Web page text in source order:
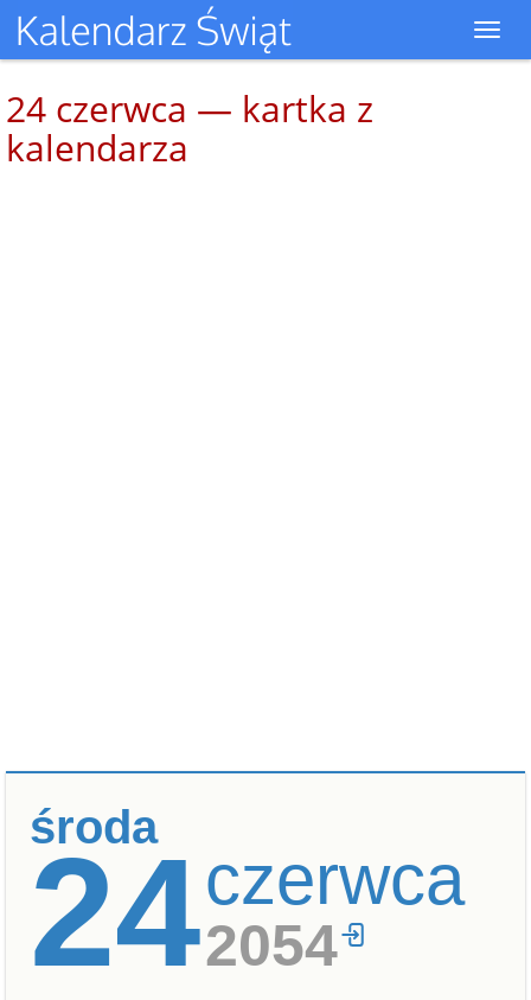
24 czerwca — kartka z
kalendarza
środa
24czerwca
2054